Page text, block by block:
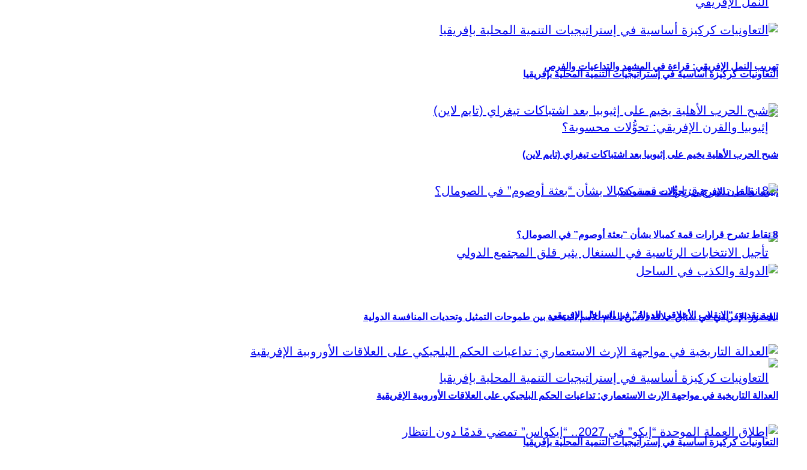
تهريب النمل الإفريقي: قراءة في المشهد والتداعيات والفرص
إثيوبيا والقرن الإفريقي: تحوُّلات محسوبة؟
الحضور الإفريقي في سباق خلافة الأمين العام للأمم المتحدة بين طموحات التمثيل وتحديات المنافسة الدولية
التعاونيات كركيزة أساسية في إستراتيجيات التنمية المحلية بإفريقيا
التعاونيات كركيزة أساسية في إستراتيجيات التنمية المحلية بإفريقيا
شبح الحرب الأهلية يخيم على إثيوبيا بعد اشتباكات تيغراي (تايم لاين)
8 نقاط تشرح قرارات قمة كمبالا بشأن “بعثة أوصوم” في الصومال؟
رؤية نقدية: “الانقلاب الأخلاقي للدولة” في الساحل الإفريقي
العدالة التاريخية في مواجهة الإرث الاستعماري: تداعيات الحكم البلجيكي على العلاقات الأوروبية الإفريقية